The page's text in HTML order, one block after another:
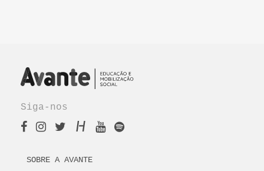
Siga-nos
SOBRE A AVANTE